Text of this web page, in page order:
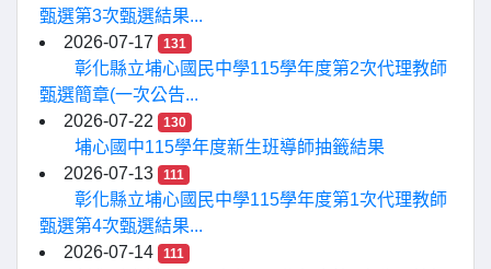
甄選第3次甄選結果...
2026-07-17
131
彰化縣立埔心國民中學115學年度第2次代理教師
甄選簡章(一次公告...
2026-07-22
130
埔心國中115學年度新生班導師抽籤結果
2026-07-13
111
彰化縣立埔心國民中學115學年度第1次代理教師
甄選第4次甄選結果...
2026-07-14
111